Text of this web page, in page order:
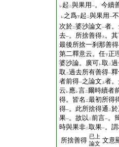
レ起 二與果用 一。今續
レ之爲下起 二與果用 一不
次於二婆沙論文一者
去一。所捨善得 上 。
最後所捨一刹那善得
第二釋意云。任下正
婆沙論。廣可レ取 二
取 二過去所有善得一
者前得一之論文 上者
云 レ應レ言二爾時續者
得。皆名 二最初所得
得一。此所捨得通 二
果一。故以 二前言一。
時與果非二取果一。
所捨善得 已上
論文 文意